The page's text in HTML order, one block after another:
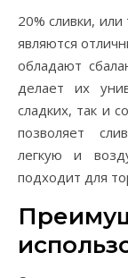
20% сливки,
являются
обладают
делает их
сладких, так и
позволяет
легкую и
подходит для